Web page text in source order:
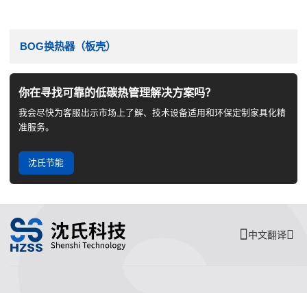
BOG换热器（板壳）
你在寻找可靠的低碳热管理解决方案吗？
我会尽快为客服出示市场上了解、技术设备适用和环保定制家具化精
准服务。
沈氏节能
中文翻译